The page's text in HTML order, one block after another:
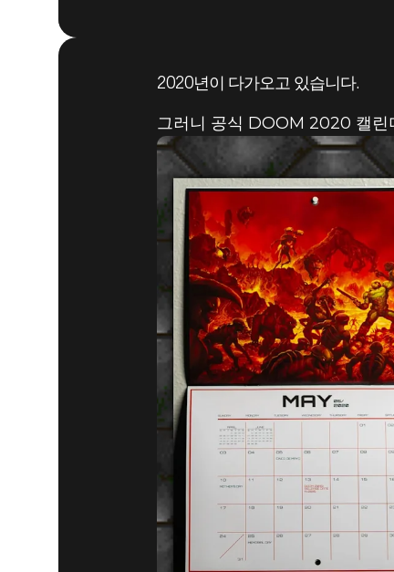
DOOM® Eternal 2019년 12월 03일
DOOM
2020년이 다가오고 있습니다.
그러니 공식 DOOM 2020 캘린